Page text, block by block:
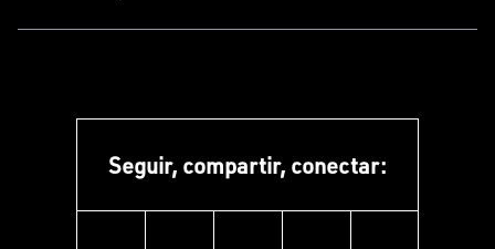
Seguir, compartir, conectar: